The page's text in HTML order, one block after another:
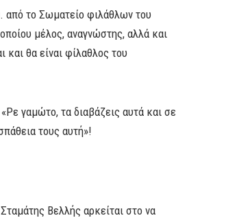
από το Σωματείο φιλάθλων του
μέλος, αναγνώστης, αλλά και
θα είναι φίλαθλος του
γαμώτο, τα διαβάζεις αυτά και σε
τους αυτή»!
Βελλής αρκείται στο να